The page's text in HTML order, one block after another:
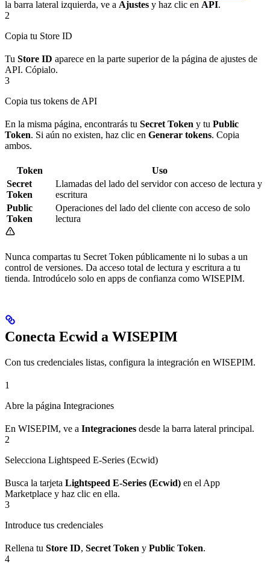
la barra lateral izquierda, ve a Ajustes y haz clic en API.
2
Copia tu Store ID
Tu Store ID aparece en la parte superior de la página de ajustes de
API. Cópialo.
3
Copia tus tokens de API
En la misma página, encontrarás tu Secret Token y tu Public
Token. Si aún no existen, haz clic en Generar tokens. Copia
ambos.
Token
Uso
Secret
Token
Llamadas del lado del servidor con acceso de lectura y
escritura
Public
Token
Operaciones del lado del cliente con acceso de solo
lectura
Nunca compartas tu Secret Token públicamente ni lo subas a un
control de versiones. Da acceso total de lectura y escritura a tu
tienda. Introdúcelo solo en apps de confianza como WISEPIM.
Conecta Ecwid a WISEPIM
Con tus credenciales listas, configura la integración en WISEPIM.
1
Abre la página Integraciones
En WISEPIM, ve a Integraciones desde la barra lateral principal.
2
Selecciona Lightspeed E-Series (Ecwid)
Busca la tarjeta Lightspeed E-Series (Ecwid) en el App
Marketplace y haz clic en ella.
3
Introduce tus credenciales
Rellena tu Store ID, Secret Token y Public Token.
4